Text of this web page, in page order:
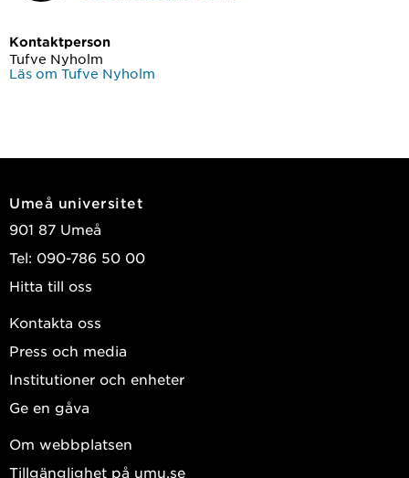
Kontaktperson
Tufve Nyholm
Läs om Tufve Nyholm
Umeå universitet
901 87 Umeå
Tel: 090-786 50 00
Hitta till oss
Kontakta oss
Press och media
Institutioner och enheter
Ge en gåva
Om webbplatsen
Tillgänglighet på umu.se